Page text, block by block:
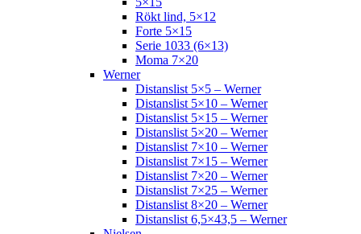
Rökt lind, 5×12
Forte 5×15
Serie 1033 (6×13)
Moma 7×20
Werner
Distanslist 5×5 – Werner
Distanslist 5×10 – Werner
Distanslist 5×15 – Werner
Distanslist 5×20 – Werner
Distanslist 7×10 – Werner
Distanslist 7×15 – Werner
Distanslist 7×20 – Werner
Distanslist 7×25 – Werner
Distanslist 8×20 – Werner
Distanslist 6,5×43,5 – Werner